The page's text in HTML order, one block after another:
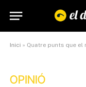
Inici » Quatre punts que el
OPINIÓ